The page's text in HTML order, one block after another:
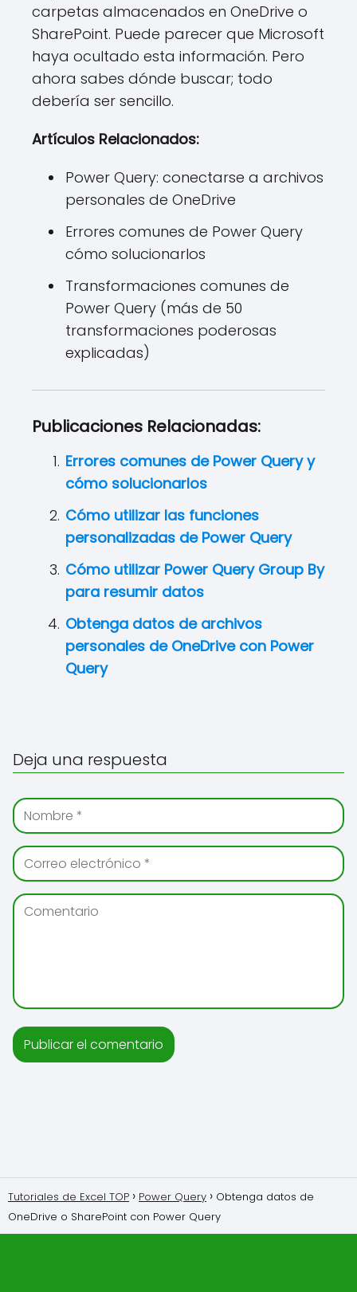
carpetas almacenados en OneDrive o
SharePoint. Puede parecer que Microsoft
haya ocultado esta información. Pero
ahora sabes dónde buscar; todo
debería ser sencillo.
Artículos Relacionados:
Power Query: conectarse a archivos
personales de OneDrive
Errores comunes de Power Query
cómo solucionarlos
Transformaciones comunes de
Power Query (más de 50
transformaciones poderosas
explicadas)
Publicaciones Relacionadas:
Errores comunes de Power Query y
cómo solucionarlos
Cómo utilizar las funciones
personalizadas de Power Query
Cómo utilizar Power Query Group By
para resumir datos
Obtenga datos de archivos
personales de OneDrive con Power
Query
Deja una respuesta
Tutoriales de Excel TOP Power Query
Obtenga datos de
OneDrive o SharePoint con Power Query